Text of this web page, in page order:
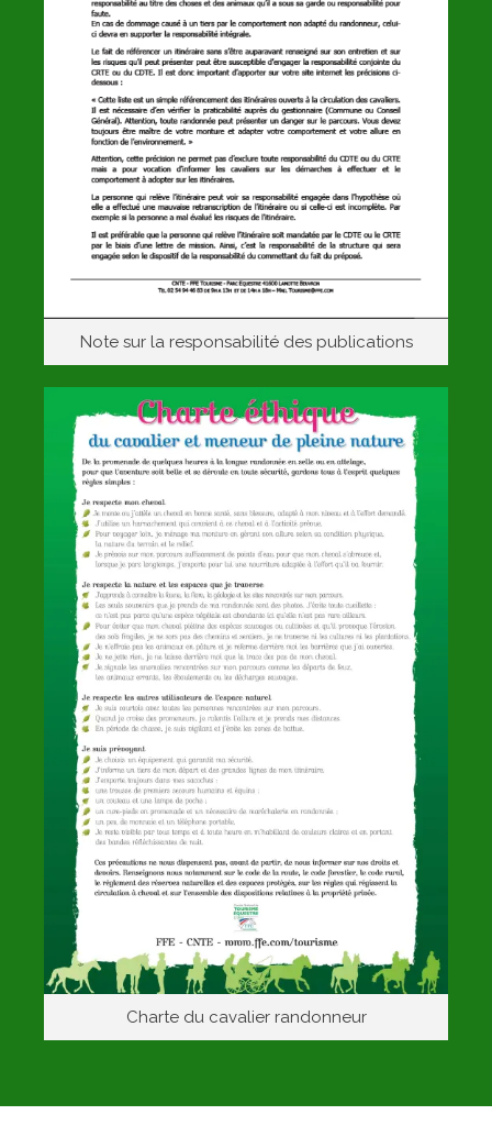
Note sur la responsabilité des publications
Charte du cavalier randonneur